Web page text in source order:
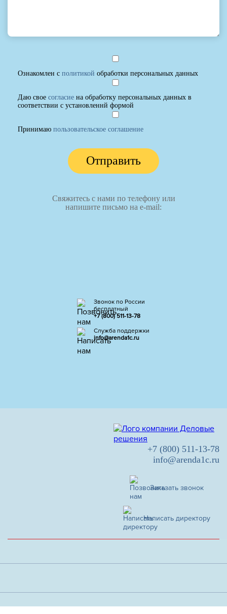
Свяжитесь с нами по телефону или
напишите письмо на e-mail:
Звонок по России
бесплатный
+7 (800) 511-13-78
Служба поддержки
info@arenda1c.ru
Ознакомлен с политикой обработки персональных данных
Даю свое согласие на обработку персональных данных в
соответствии с установленнй формой
Принимаю пользовательское соглашение
Отправить
+7 (800) 511-13-78
info@arenda1c.ru
Заказать звонок
Написать директору